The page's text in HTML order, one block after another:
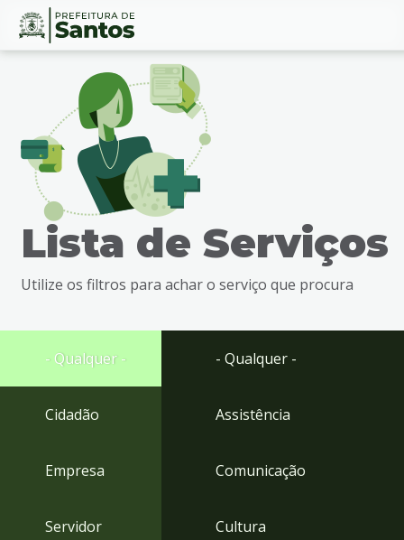
Ir
busca
Ir
rodapé
Conteúdo
Lista de Serviços
Utilize os filtros para achar o serviço que procura
- Qualquer -
Cidadão
Empresa
Servidor
- Qualquer -
Assistência
Comunicação
Cultura